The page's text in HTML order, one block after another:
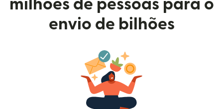
milhões de pessoas para o
envio de bilhões